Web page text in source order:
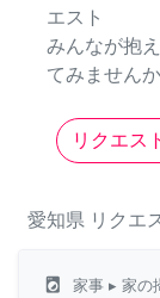
エスト
みんなが抱
てみません
リクエス
愛知県 リクエ
local_laundry_service 家事 ▸ 家の